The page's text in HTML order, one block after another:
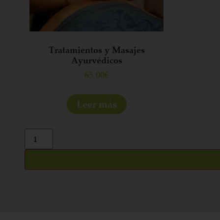
Tratamientos y Masajes
Ayurvédicos
65,00€
Leer más